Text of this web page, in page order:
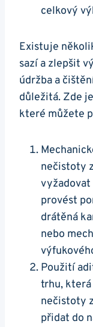
celkový
Existuje
sazí a zlepšit‌
údržba a
důležitá. Zde
které můžete⁢
nečistoty
provést
drátěná
nebo
Použití
‌trhu, která
nečistoty
přidat‌ do